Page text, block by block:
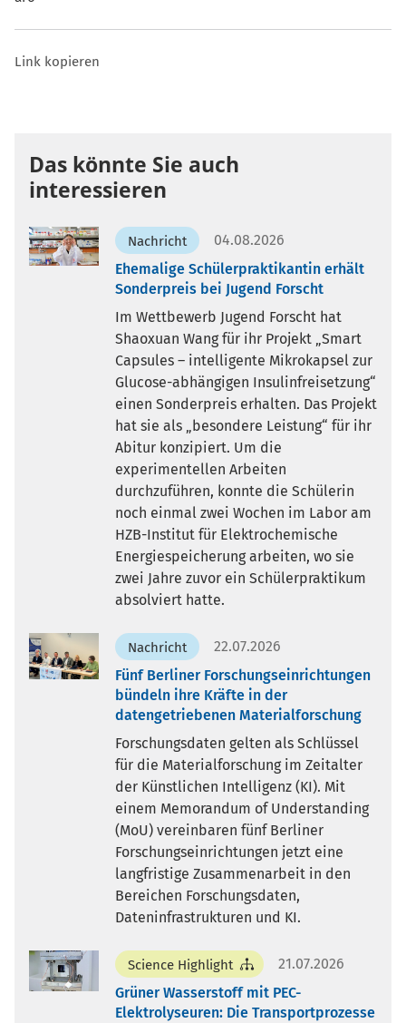
Link kopieren
Das könnte Sie auch
interessieren
Nachricht
04.08.2026
Ehemalige Schülerpraktikantin erhält
Sonderpreis bei Jugend Forscht
Im Wettbewerb Jugend Forscht hat
Shaoxuan Wang für ihr Projekt „Smart
Capsules – intelligente Mikrokapsel zur
Glucose-abhängigen Insulinfreisetzung“
einen Sonderpreis erhalten. Das Projekt
hat sie als „besondere Leistung“ für ihr
Abitur konzipiert. Um die
experimentellen Arbeiten
durchzuführen, konnte die Schülerin
noch einmal zwei Wochen im Labor am
HZB-Institut für Elektrochemische
Energiespeicherung arbeiten, wo sie
zwei Jahre zuvor ein Schülerpraktikum
absolviert hatte.
Nachricht
22.07.2026
Fünf Berliner Forschungseinrichtungen
bündeln ihre Kräfte in der
datengetriebenen Materialforschung
Forschungsdaten gelten als Schlüssel
für die Materialforschung im Zeitalter
der Künstlichen Intelligenz (KI). Mit
einem Memorandum of Understanding
(MoU) vereinbaren fünf Berliner
Forschungseinrichtungen jetzt eine
langfristige Zusammenarbeit in den
Bereichen Forschungsdaten,
Dateninfrastrukturen und KI.
Science Highlight
21.07.2026
Grüner Wasserstoff mit PEC-
Elektrolyseuren: Die Transportprozesse